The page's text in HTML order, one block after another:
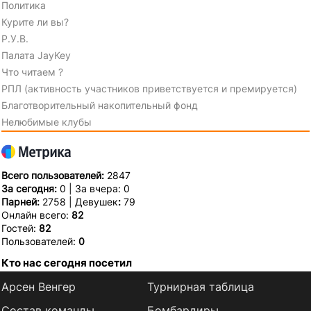
Политика
Курите ли вы?
Р.У.В.
Палата JayKey
Что читаем ?
РПЛ (активность участников приветствуется и премируется)
Благотворительный накопительный фонд
Нелюбимые клубы
Всего пользователей: 2847
За сегодня: 0 | За вчера: 0
Парней: 2758 | Девушек: 79
Онлайн всего: 82
Гостей: 82
Пользователей: 0
Кто нас сегодня посетил
Арсен Венгер
Турнирная таблица